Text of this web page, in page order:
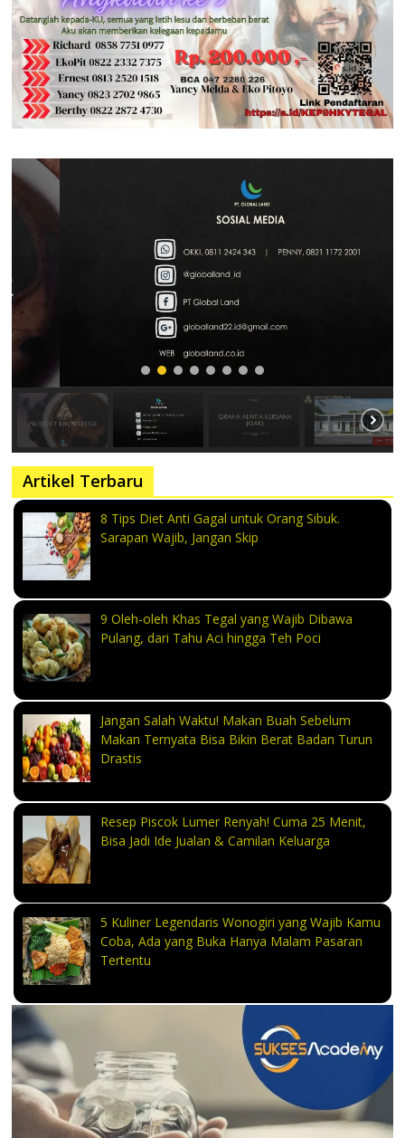
Artikel Terbaru
8 Tips Diet Anti Gagal untuk Orang Sibuk.
Sarapan Wajib, Jangan Skip
9 Oleh-oleh Khas Tegal yang Wajib Dibawa
Pulang, dari Tahu Aci hingga Teh Poci
Jangan Salah Waktu! Makan Buah Sebelum
Makan Ternyata Bisa Bikin Berat Badan Turun
Drastis
Resep Piscok Lumer Renyah! Cuma 25 Menit,
Bisa Jadi Ide Jualan & Camilan Keluarga
5 Kuliner Legendaris Wonogiri yang Wajib Kamu
Coba, Ada yang Buka Hanya Malam Pasaran
Tertentu